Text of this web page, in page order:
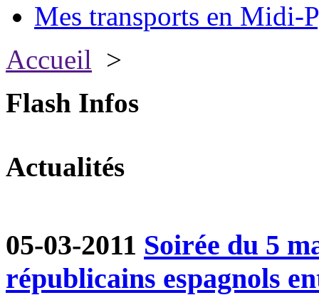
Mes transports en Midi-
Accueil >
Flash Infos
Actualités
05-03-2011 Soirée du 5
républicains espagnols